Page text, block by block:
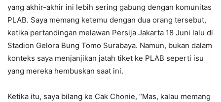
yang akhir-akhir ini lebih sering gabung dengan komunitas
PLAB. Saya memang ketemu dengan dua orang tersebut,
ketika pertandingan melawan Persija Jakarta 18 Juni lalu di
Stadion Gelora Bung Tomo Surabaya. Namun, bukan dalam
konteks saya menjanjikan jatah tiket ke PLAB seperti isu
yang mereka hembuskan saat ini.
Ketika itu, saya bilang ke Cak Chonie, “Mas, kalau memang